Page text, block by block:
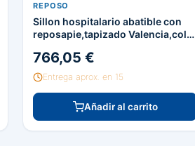
REPOSO
Sillon hospitalario abatible con
reposapie,tapizado Valencia,color
766,05 €
Entrega aprox. en 15
Añadir al carrito